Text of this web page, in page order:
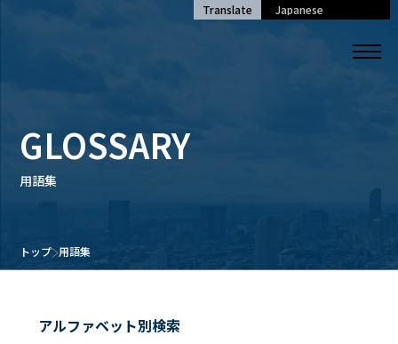
Translate
GLOSSARY
用語集
トップ 用語集
アルファベット別検索